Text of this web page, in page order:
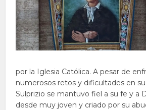
por la Iglesia Católica. A pesar de
numerosos retos y dificultades en
Sulprizio se mantuvo fiel a su fe y a
desde muy joven y criado por su